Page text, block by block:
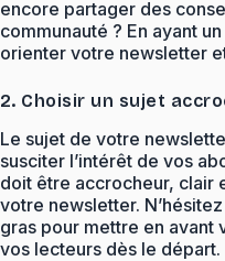
encore partager des
communauté ? En ayant
orienter votre newsletter
2. Choisir un sujet
Le sujet de votre
susciter l’intérêt de vos
doit être accrocheur, clair
votre newsletter.
gras pour mettre en avant
vos lecteurs dès le départ.